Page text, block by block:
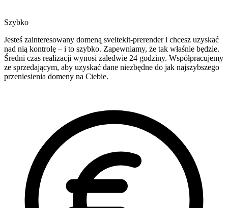
Szybko
Jesteś zainteresowany domeną sveltekit-prerender i chcesz uzyskać
nad nią kontrolę – i to szybko. Zapewniamy, że tak właśnie będzie.
Średni czas realizacji wynosi zaledwie 24 godziny. Współpracujemy
ze sprzedającym, aby uzyskać dane niezbędne do jak najszybszego
przeniesienia domeny na Ciebie.